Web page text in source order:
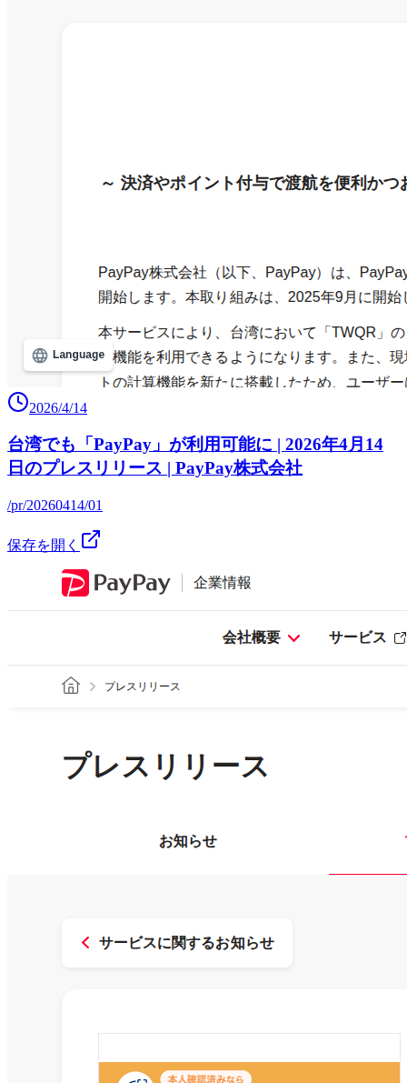
2026/4/14
台湾でも「PayPay」が利用可能に | 2026年4月14
日のプレスリリース | PayPay株式会社
/pr/20260414/01
保存を開く